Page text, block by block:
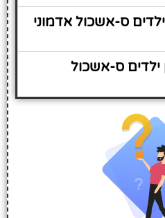
ס-אשכול אדמוני
ס-אשכול